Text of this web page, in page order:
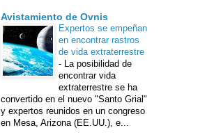
Avistamiento de Ovnis
Expertos se empeñan
en encontrar rastros
de vida extraterrestre
- La posibilidad de
encontrar vida
extraterrestre se ha
convertido en el nuevo "Santo Grial"
y expertos reunidos en un congreso
en Mesa, Arizona (EE.UU.), e...